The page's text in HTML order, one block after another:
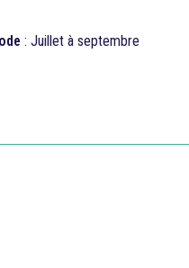
: Juillet à septembre